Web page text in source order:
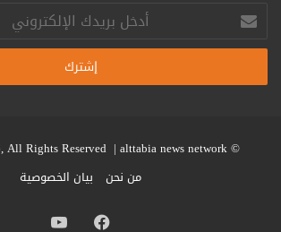
أدخل
بريدك
الإلكتروني
© Copyright 2026, All Rights Reserved |
alttabia news network
من نحن
بيان الخصوصية
فيسبوك